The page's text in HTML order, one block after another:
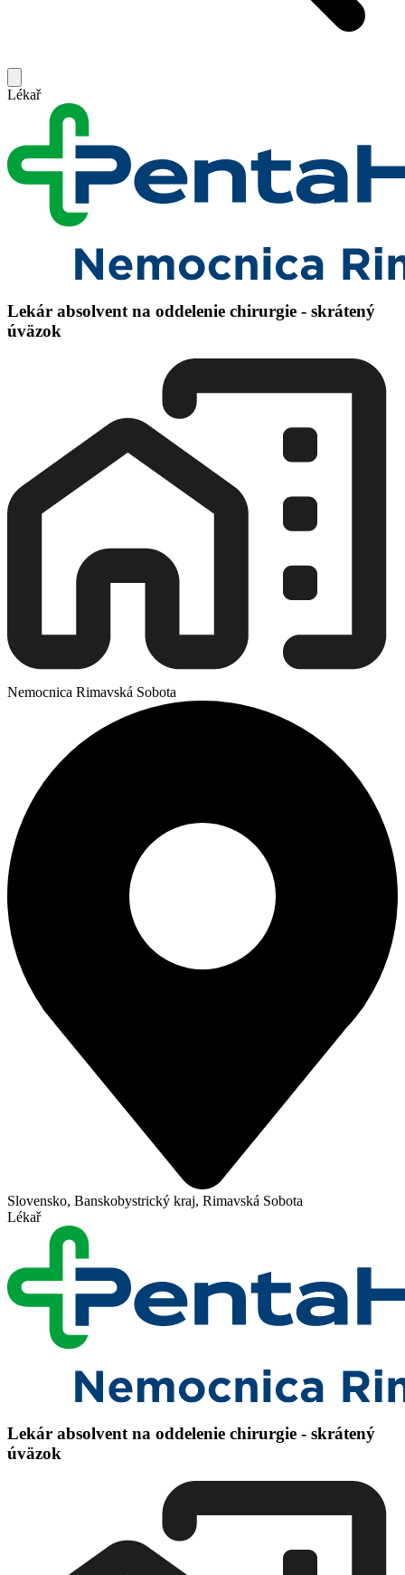
Lékař
Lekár absolvent na oddelenie chirurgie - skrátený
úväzok
Nemocnica Rimavská Sobota
Slovensko, Banskobystrický kraj, Rimavská Sobota
Lékař
Lekár absolvent na oddelenie chirurgie - skrátený
úväzok